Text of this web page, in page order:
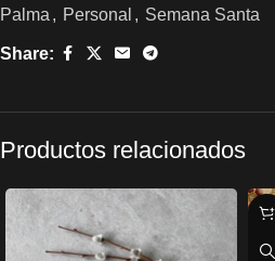
Palma , Personal , Semana Santa
Share:
Productos relacionados